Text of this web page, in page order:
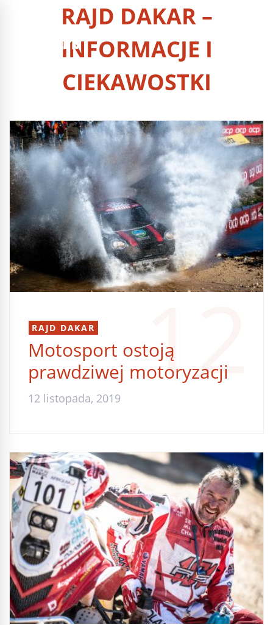
RAJD DAKAR –
INFORMACJE I
CIEKAWOSTKI
12
RAJD DAKAR
Motosport ostoją
prawdziwej motoryzacji
12 listopada, 2019